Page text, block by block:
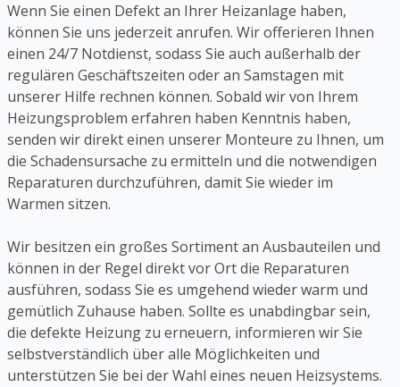
Wenn Sie einen Defekt an Ihrer Heizanlage haben,
können Sie uns jederzeit anrufen. Wir offerieren Ihnen
einen 24/7 Notdienst, sodass Sie auch außerhalb der
regulären Geschäftszeiten oder an Samstagen mit
unserer Hilfe rechnen können. Sobald wir von Ihrem
Heizungsproblem erfahren haben Kenntnis haben,
senden wir direkt einen unserer Monteure zu Ihnen, um
die Schadensursache zu ermitteln und die notwendigen
Reparaturen durchzuführen, damit Sie wieder im
Warmen sitzen.
Wir besitzen ein großes Sortiment an Ausbauteilen und
können in der Regel direkt vor Ort die Reparaturen
ausführen, sodass Sie es umgehend wieder warm und
gemütlich Zuhause haben. Sollte es unabdingbar sein,
die defekte Heizung zu erneuern, informieren wir Sie
selbstverständlich über alle Möglichkeiten und
unterstützen Sie bei der Wahl eines neuen Heizsystems.